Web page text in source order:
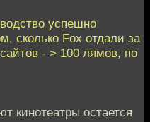
успешно
сколько Fox отдали за
- > 100 лямов, по
кинотеатры остается